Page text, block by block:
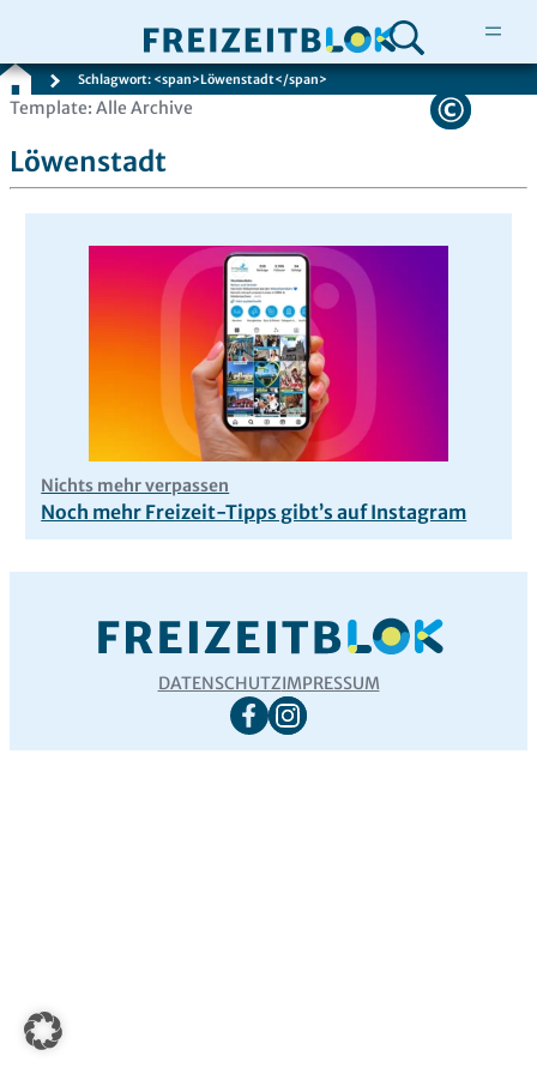
Zum
springen
Schlagwort: <span>Löwenstadt</span>
Template: Alle Archive
Löwenstadt
Nichts mehr verpassen
Noch mehr Freizeit-Tipps gibt’s auf Instagram
DATENSCHUTZIMPRESSUM